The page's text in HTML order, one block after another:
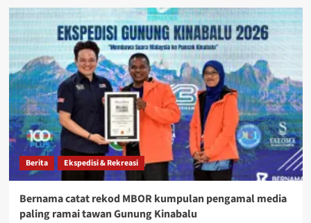
Berita Ekspedisi & Rekreasi
Bernama catat rekod MBOR kumpulan pengamal media
paling ramai tawan Gunung Kinabalu